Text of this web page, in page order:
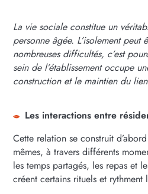
La vie sociale constitue un
personne âgée. L’isolement peut
nombreuses difficultés, c’est
sein de l’établissement occupe
construction et le maintien du
Les interactions entre
Cette relation se construit
mêmes, à travers différents
les temps partagés, les repas et
créent certains rituels et rythment